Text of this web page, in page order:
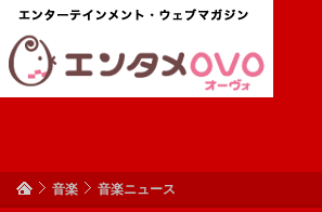
音楽 音楽ニュース